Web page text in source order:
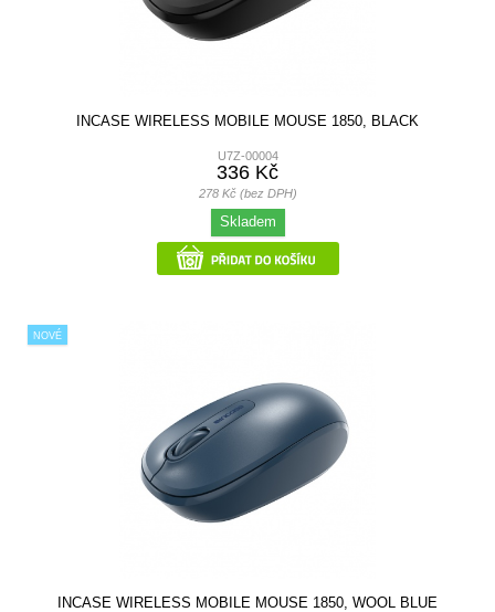
INCASE WIRELESS MOBILE MOUSE 1850, BLACK
U7Z-00004
336 Kč
278 Kč (bez DPH)
Skladem
NOVÉ
INCASE WIRELESS MOBILE MOUSE 1850, WOOL BLUE